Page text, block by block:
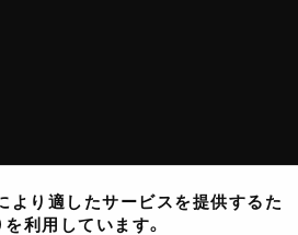
より適したサービスを提供するた
利用しています。